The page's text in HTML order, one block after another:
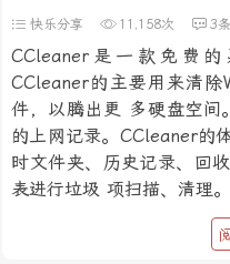
快乐分享 11,158次 3条
CCleaner是一款免费
CCleaner的主要用来清
件，以腾出更 多硬盘空间
的上网记录。CCleaner的
时文件夹、历史记录、回
表进行垃圾 项扫描、清理